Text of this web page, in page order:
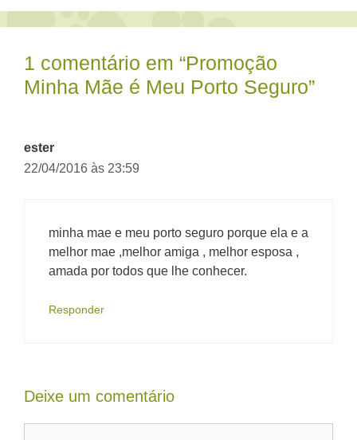
1 comentário em “Promoção
Minha Mãe é Meu Porto Seguro”
ester
22/04/2016 às 23:59
minha mae e meu porto seguro porque ela e a
melhor mae ,melhor amiga , melhor esposa ,
amada por todos que lhe conhecer.
Responder
Deixe um comentário